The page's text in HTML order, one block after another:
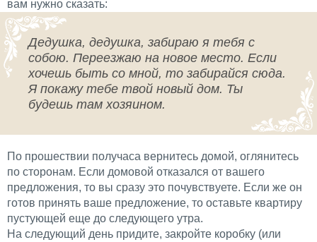
вам нужно сказать:
Дедушка, дедушка, забираю я тебя с
собою. Переезжаю на новое место. Если
хочешь быть со мной, то забирайся сюда.
Я покажу тебе твой новый дом. Ты
будешь там хозяином.
По прошествии получаса вернитесь домой, оглянитесь
по сторонам. Если домовой отказался от вашего
предложения, то вы сразу это почувствуете. Если же он
готов принять ваше предложение, то оставьте квартиру
пустующей еще до следующего утра.
На следующий день придите, закройте коробку (или